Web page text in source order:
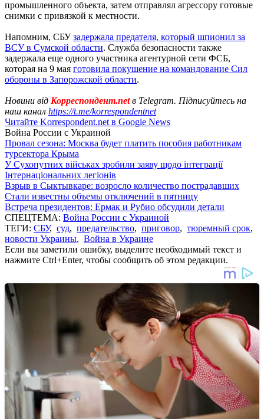
промышленного объекта, затем отправлял агрессору готовые
снимки с привязкой к местности.
Напомним, СБУзадержала предателя, который шпионил за
ВСУ в Сумской области. Служба безопасности также
задержала еще одного участника агентурной сети ФСБ,
которая на 9 мая готовила покушение на командование Сил
обороны в Запорожской области.
Новини від Корреспондент.netв Telegram. Підписуйтесь на
наш канал https://t.me/korrespondentnet
Читайте Korrespondent.net в Google News
Война России с Украиной
Провал сезона: Москва будет платить пособия работникам
турсектора Крыма
У Сухопутних військах зробили заяву щодо інтеграції
Інтернаціональних легіонів
Взрыв в Сыктывкаре: возросло количество пострадавших
Стали известны объемы отключений в пятницу
Встреча президентов: Ермак и Рубио обсудили детали
СПЕЦТЕМА: Война России с Украиной
ТЕГИ: СБУ, суд, предательство, приговор, тюремный срок,
новости Украины, Война в Украине
Если вы заметили ошибку, выделите необходимый текст и
нажмите Ctrl+Enter, чтобы сообщить об этом редакции.